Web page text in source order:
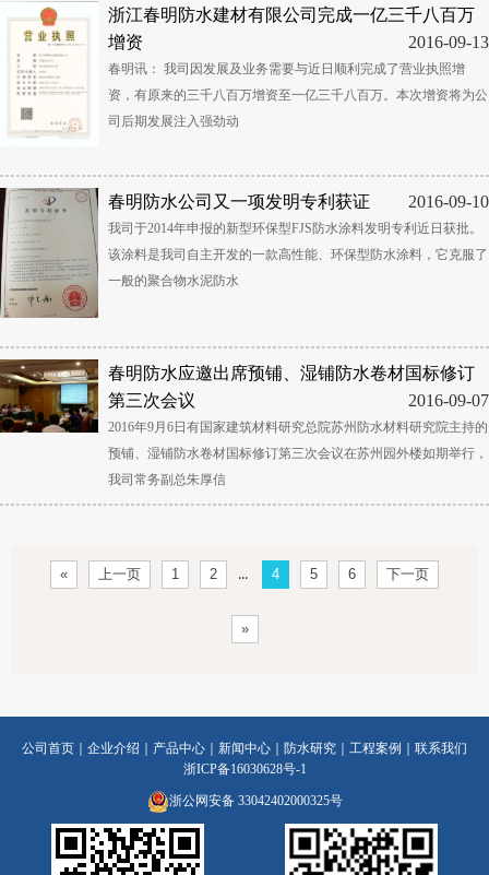
浙江春明防水建材有限公司完成一亿三千八百万
增资
2016-09-13
春明讯： 我司因发展及业务需要与近日顺利完成了营业执照增
资，有原来的三千八百万增资至一亿三千八百万。本次增资将为公
司后期发展注入强劲动
春明防水公司又一项发明专利获证 2016-09-10
我司于2014年申报的新型环保型FJS防水涂料发明专利近日获批。
该涂料是我司自主开发的一款高性能、环保型防水涂料，它克服了
一般的聚合物水泥防水
春明防水应邀出席预铺、湿铺防水卷材国标修订
第三次会议
2016-09-07
2016年9月6日有国家建筑材料研究总院苏州防水材料研究院主持的
预铺、湿铺防水卷材国标修订第三次会议在苏州园外楼如期举行，
我司常务副总朱厚信
« 上一页 1 2 ... 4 5 6 下一页
»
公司首页 企业介绍 产品中心 新闻中心 防水研究 工程案例
联系我们
浙ICP备16030628号-1
浙公网安备 33042402000325号